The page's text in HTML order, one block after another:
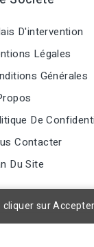
D'intervention
Légales
Générales
De
Contacter
Du Site
sur